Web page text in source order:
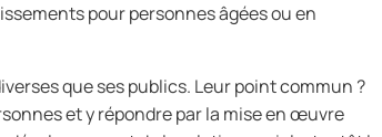
pour personnes âgées ou en
que ses publics. Leur point commun ?
et y répondre par la mise en œuvre